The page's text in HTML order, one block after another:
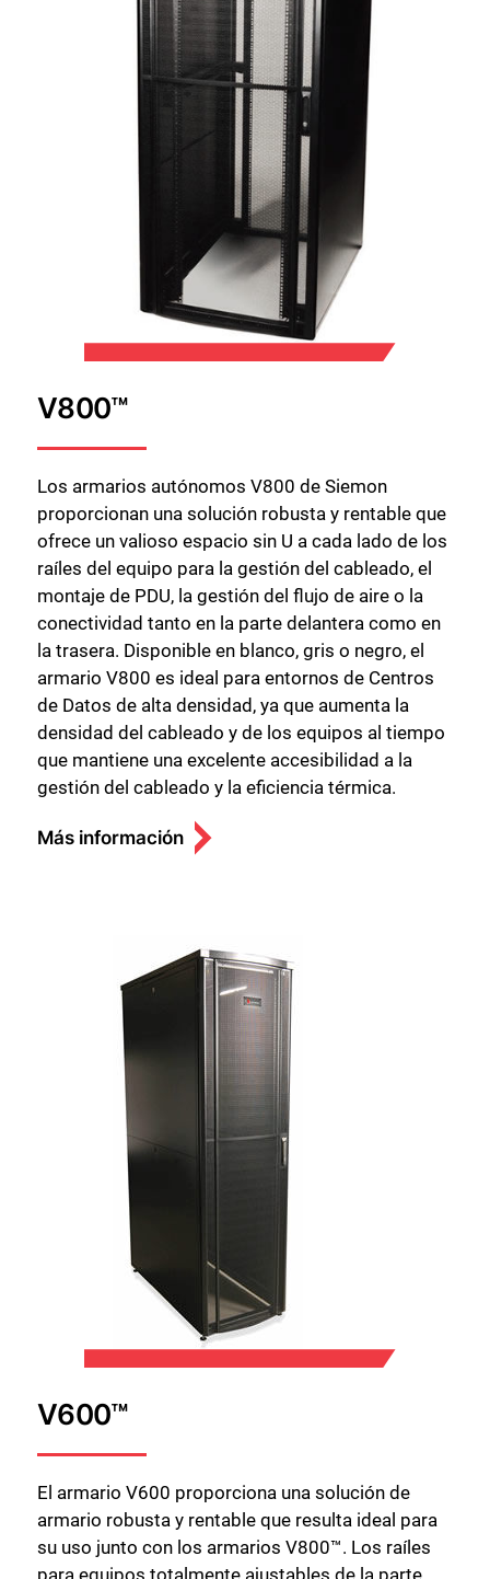
V800™
Los armarios autónomos V800 de Siemon
proporcionan una solución robusta y rentable que
ofrece un valioso espacio sin U a cada lado de los
raíles del equipo para la gestión del cableado, el
montaje de PDU, la gestión del flujo de aire o la
conectividad tanto en la parte delantera como en
la trasera. Disponible en blanco, gris o negro, el
armario V800 es ideal para entornos de Centros
de Datos de alta densidad, ya que aumenta la
densidad del cableado y de los equipos al tiempo
que mantiene una excelente accesibilidad a la
gestión del cableado y la eficiencia térmica.
Más información
V600™
El armario V600 proporciona una solución de
armario robusta y rentable que resulta ideal para
su uso junto con los armarios V800™. Los raíles